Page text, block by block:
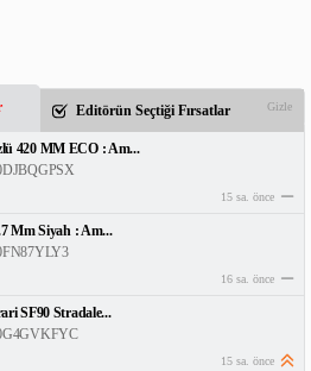
Editörün Seçtiği Fırsatlar Gizle
420 MM ECO : Am...
15 sa. önce
Mm Siyah : Am...
16 sa. önce
SF90 Stradale...
15 sa. önce